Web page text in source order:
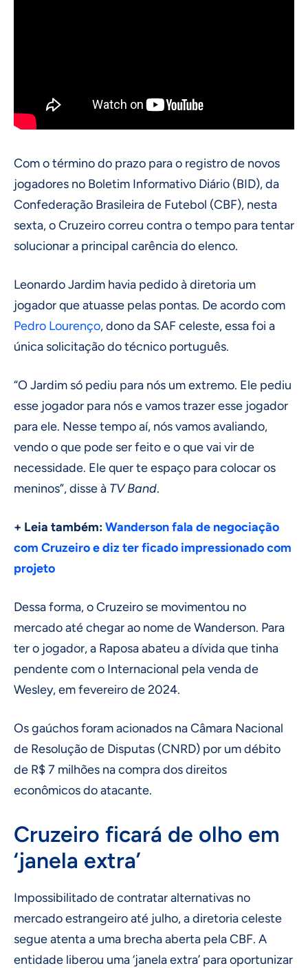
Com o término do prazo para o registro de novos
jogadores no Boletim Informativo Diário (BID), da
Confederação Brasileira de Futebol (CBF), nesta
sexta, o Cruzeiro correu contra o tempo para tentar
solucionar a principal carência do elenco.
Leonardo Jardim havia pedido à diretoria um
jogador que atuasse pelas pontas. De acordo com
Pedro Lourenço, dono da SAF celeste, essa foi a
única solicitação do técnico português.
“O Jardim só pediu para nós um extremo. Ele pediu
esse jogador para nós e vamos trazer esse jogador
para ele. Nesse tempo aí, nós vamos avaliando,
vendo o que pode ser feito e o que vai vir de
necessidade. Ele quer te espaço para colocar os
meninos”, disse à TV Band.
+ Leia também:Wanderson fala de negociação
com Cruzeiro e diz ter ficado impressionado com
projeto
Dessa forma, o Cruzeiro se movimentou no
mercado até chegar ao nome de Wanderson. Para
ter o jogador, a Raposa abateu a dívida que tinha
pendente com o Internacional pela venda de
Wesley, em fevereiro de 2024.
Os gaúchos foram acionados na Câmara Nacional
de Resolução de Disputas (CNRD) por um débito
de R$ 7 milhões na compra dos direitos
econômicos do atacante.
Cruzeiro ficará de olho em
‘janela extra’
Impossibilitado de contratar alternativas no
mercado estrangeiro até julho, a diretoria celeste
segue atenta a uma brecha aberta pela CBF. A
entidade liberou uma ‘janela extra’ para oportunizar